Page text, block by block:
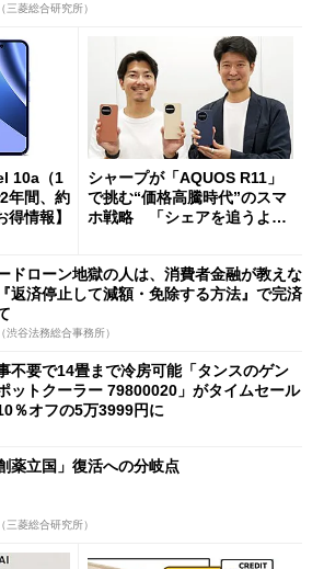
三菱総合研究所）
10a（1
年間、約
情報】
シャープが「AQUOS R11」
で挑む“価格高騰時代”のスマ
ホ戦略 「シェアを追うより
ドローン地獄の人は、消費者金融が教えな
返済停止して減額・免除する方法』で完済
渋谷法務総合事務所）
不要で14畳まで冷房可能「タンスのゲン
ットクーラー 79800020」がタイムセール
％オフの5万3999円に
創薬立国」復活への分岐点
三菱総合研究所）